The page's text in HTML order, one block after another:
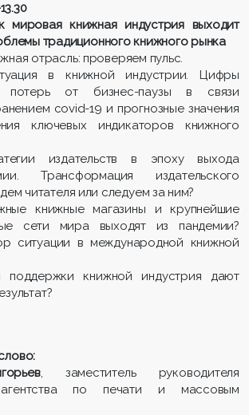
книжная индустрия выходит
традиционного книжного рынка
отрасль: проверяем пульс.
в книжной индустрии. Цифры
потерь от бизнес-паузы в связи
covid-19 и прогнозные значения
ключевых индикаторов книжного
издательств в эпоху выхода
Трансформация издательского
читателя или следуем за ним?
книжные магазины и крупнейшие
сети мира выходят из пандемии?
ситуации в международной книжной
поддержки книжной индустрия дают
, заместитель руководителя
агентства по печати и массовым